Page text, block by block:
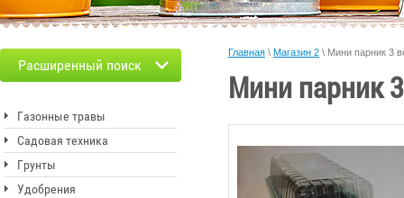
Расширенный поиск
Газонные травы
Садовая техника
Грунты
Удобрения
Главная \ Магазин 2 \ Мини парник 3
Мини парник